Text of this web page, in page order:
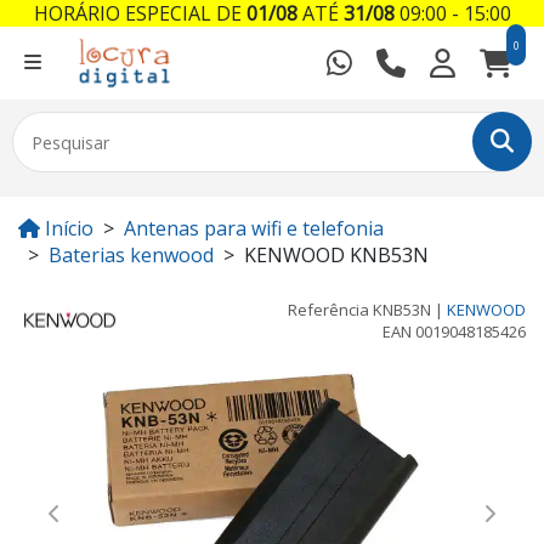
0
Início
Antenas para wifi e telefonia
Baterias kenwood
KENWOOD KNB53N
Referência KNB53N | KENWOOD
EAN 0019048185426
Previous Next
HORÁRIO ESPECIAL DE01/08ATÉ31/0809:00 - 15:00